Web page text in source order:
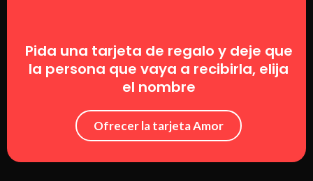
Pida una tarjeta de regalo y deje que
la persona que vaya a recibirla, elija
el nombre
Ofrecer la tarjeta Amor